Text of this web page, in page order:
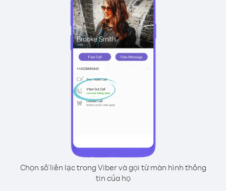
Chọn số liên lạc trong Viber và gọi từ màn hình thông
tin của họ